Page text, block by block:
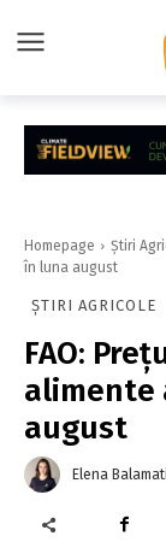
Homepage Știri
în luna august
ȘTIRI AGRICOLE
FAO:
alimente
august
Elena